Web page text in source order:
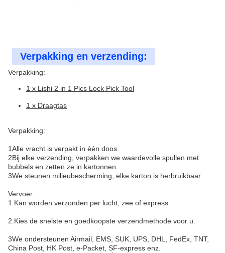
Verpakking en verzending:
Verpakking:
1 x Lishi 2 in 1 Pics Lock Pick Tool
1 x Draagtas
Verpakking:
1Alle vracht is verpakt in één doos.
2Bij elke verzending, verpakken we waardevolle spullen met
bubbels en zetten ze in kartonnen.
3We steunen milieubescherming, elke karton is herbruikbaar.
Vervoer:
1.Kan worden verzonden per lucht, zee of express.
2.Kies de snelste en goedkoopste verzendmethode voor u.
3We ondersteunen Airmail, EMS, SUK, UPS, DHL, FedEx, TNT,
China Post, HK Post, e-Packet, SF-express enz.